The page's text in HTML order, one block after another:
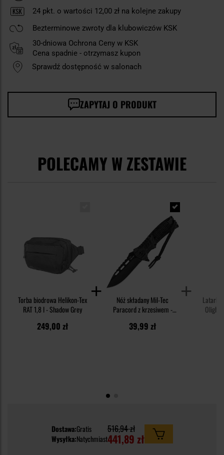
24 pkt. o wartości 12,00 zł na kolejne zakupy
Bezterminowe zwroty dla klubowiczów KSK
30-dniowa Ochrona Ceny w KSK
Cena spadnie - otrzymasz kupon
Sprawdź dostępność w salonach
ZAPYTAJ O PRODUKT
POLECAMY W ZESTAWIE
Torba biodrowa Helikon-Tex
RAT 1,8 l - Shadow Grey
249,00 zł
Nóż składany Mil-Tec
Paracord z krzesiwem -
39,99 zł
Olight
Dostawa:Gratis
Wysyłka:Natychmiast
516,94 zł
441,89 zł